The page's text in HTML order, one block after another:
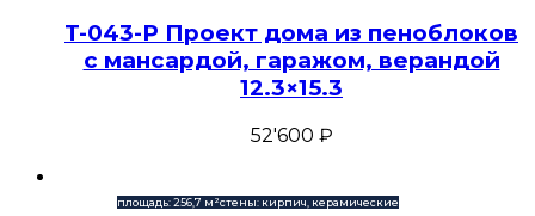
T-043-P Проект дома из пеноблоков
с мансардой, гаражом, верандой
12.3×15.3
52'600 ₽
площадь: 256,7 м²стены: кирпич, керамические